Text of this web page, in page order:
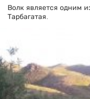
Волк является одним
Тарбагатая.